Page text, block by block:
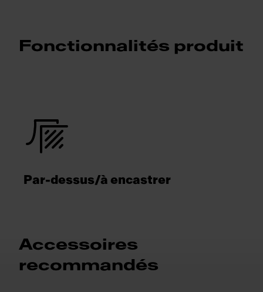
Fonctionnalités produit
Par-dessus/à encastrer
Accessoires
recommandés